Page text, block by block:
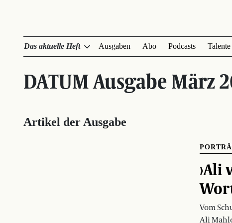
Das aktuelle Heft Ausgaben Abo Podcasts Talente
DATUM Ausgabe März
Artikel der Ausgabe
›Ali
Vom
Ali